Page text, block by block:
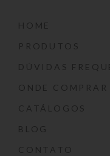
HOME
PRODUTOS
DÚVIDAS
ONDE COMPRAR
CATÁLOGOS
BLOG
CONTATO